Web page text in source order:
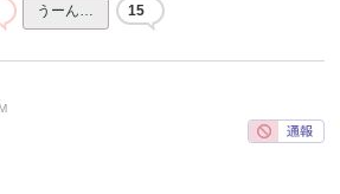
うーん… 15